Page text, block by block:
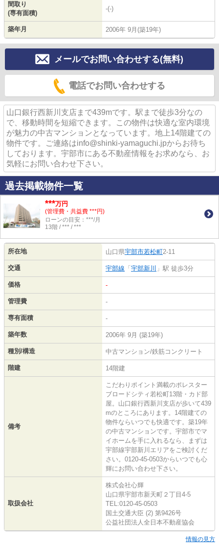
間取り
(専有面積)
-(-)
築年月 2006年 9月(築19年)
メールでお問い合わせする(無料)
電話でお問い合わせする
山口銀行西新川支店まで439mです。駅まで徒歩3分なの
で、移動時間を短縮できます。この物件は快適な室内環境
が魅力の中古マンションとなっています。地上14階建ての
物件です。ご連絡はinfo@shinki-yamaguchi.jpからお待ち
しております。宇部市にある不動産情報をお求めなら、お
気軽にお問い合わせ下さい。
過去掲載物件一覧
***万円
(管理費・共益費 ***円)
ローンの目安：***/月
13階 / *** / ***
所在地 山口県宇部市若松町2-11
交通 宇部線 「 宇部新川 」駅 徒歩3分
価格 -
管理費 -
専有面積 -
築年数 2006年 9月 (築19年)
種別/構造 中古マンション/鉄筋コンクリート
階建 14階建
備考
こだわりポイント満載のポレスター
ブロードシティ若松町13階・カド部
屋。山口銀行西新川支店が歩いて439
mのところにあります。14階建ての
物件ならいつでも快適です。築19年
の中古マンションです。宇部市でマ
イホームを手に入れるなら、まずは
宇部線宇部新川エリアをご検討くだ
さい。0120-45-0503からいつでも心
輝にお問い合わせ下さい。
取扱会社
株式会社心輝
山口県宇部市新天町２丁目4-5
TEL:0120-45-0503
国土交通大臣 (2) 第9426号
公益社団法人全日本不動産協会
情報の見方